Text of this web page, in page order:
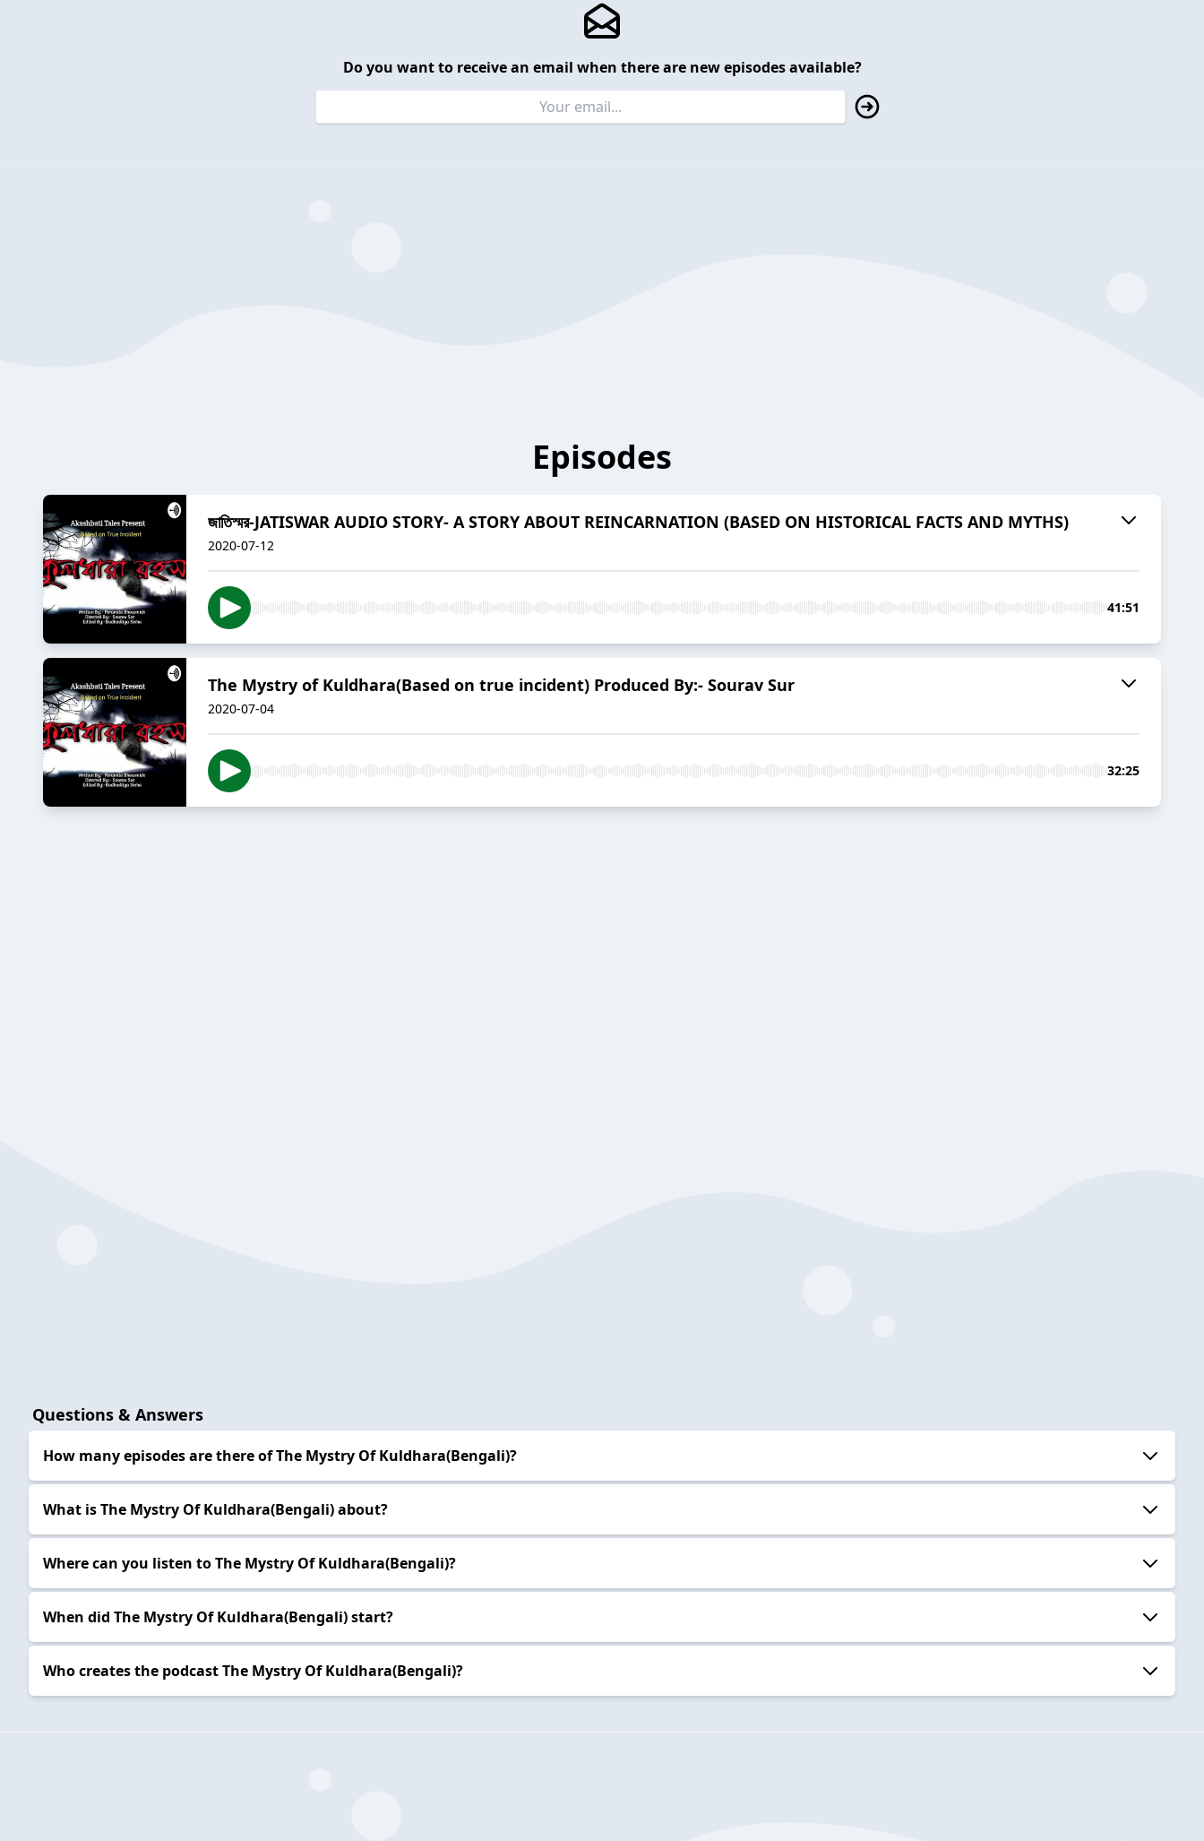
Do you want to receive an email when there are new episodes available?
Episodes
জাতিস্মর-JATISWAR AUDIO STORY- A STORY ABOUT REINCARNATION (BASED ON HISTORICAL FACTS AND MYTHS)
2020-07-12
41:51
The Mystry of Kuldhara(Based on true incident) Produced By:- Sourav Sur
2020-07-04
32:25
Questions & Answers
How many episodes are there of The Mystry Of Kuldhara(Bengali)?
What is The Mystry Of Kuldhara(Bengali) about?
Where can you listen to The Mystry Of Kuldhara(Bengali)?
When did The Mystry Of Kuldhara(Bengali) start?
Who creates the podcast The Mystry Of Kuldhara(Bengali)?